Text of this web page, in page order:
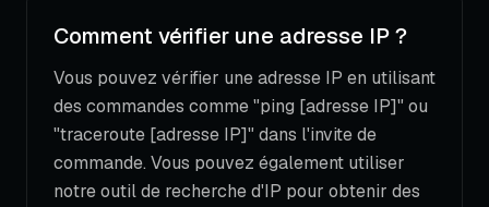
Comment vérifier une adresse IP ?
Vous pouvez vérifier une adresse IP en utilisant
des commandes comme "ping [adresse IP]" ou
"traceroute [adresse IP]" dans l'invite de
commande. Vous pouvez également utiliser
notre outil de recherche d'IP pour obtenir des